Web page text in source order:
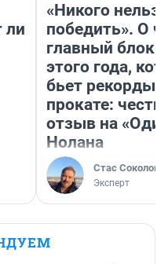
ли
«Никого нельзя
победить». О
главный
этого года,
бьет рекорды в
прокате:
отзыв на
Нолана
Стас Соколов
Эксперт